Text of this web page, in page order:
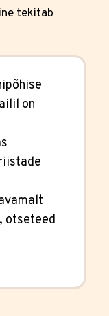
tekitab
on
otseteed